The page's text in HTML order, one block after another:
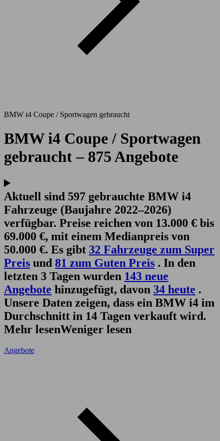
BMW i4 Coupe / Sportwagen gebraucht
BMW i4 Coupe / Sportwagen
gebraucht – 875 Angebote
Aktuell sind 597 gebrauchte BMW i4
Fahrzeuge (Baujahre 2022–2026)
verfügbar. Preise reichen von 13.000 € bis
69.000 €, mit einem Medianpreis von
50.000 €. Es gibt 32 Fahrzeuge zum Super
Preis und 81 zum Guten Preis . In den
letzten 3 Tagen wurden 143 neue
Angebote hinzugefügt, davon 34 heute .
Unsere Daten zeigen, dass ein BMW i4 im
Durchschnitt in 14 Tagen verkauft wird.
Mehr lesenWeniger lesen
Angebote